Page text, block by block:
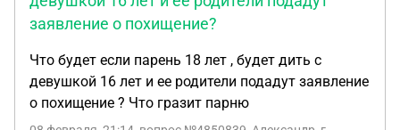
заявление о похищение?
Что будет если парень 18 лет , будет дить с
девушкой 16 лет и ее родители подадут заявление
о похищение ? Что гразит парню